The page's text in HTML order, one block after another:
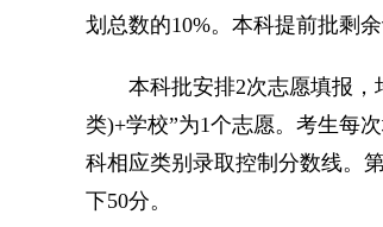
划总数的10%。本科提前批剩
本科批安排2次志愿填报，均
类)+学校”为1个志愿。考生每
科相应类别录取控制分数线。
下50分。